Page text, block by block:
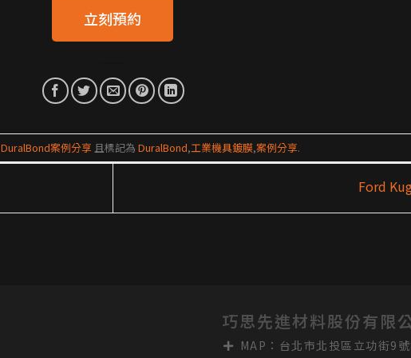
立刻預約
DuralBond案例分享 且標記為 DuralBond,工業機具鍍膜,案例分享.
Ford
巧思先進材料股份有限
MAP：台北市北投區立功街9